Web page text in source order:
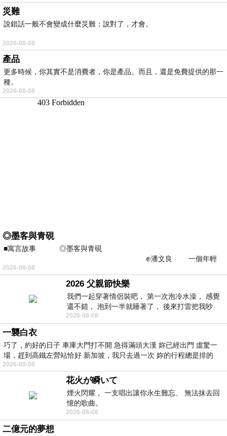
災難
說錯話一般不會變成什麼災難；說對了，才會。
2026-08-08
產品
更多時候，你其實不是消費者，你是產品。而且，還是免費提供的那一
種。
2026-08-08
◎墨客與青硯
■寓言故事 ◎墨客與青硯
⊕潘文良 一個年輕
的墨客，在京城的古玩肆裡
2026-08-08
2026 父親節快樂
我們一起穿著情侶裝吧， 第一次泡冷水澡， 感覺
還不錯， 泡到一半就睡著了， 後來打雷把我吵
醒， 手
2026-08-08
一襲白衣
巧了，約好的日子 車庫大門打不開 急得滿頭大漢 妳已經出門 虛驚一
場，趕到高鐵左營站恰好 新加坡，我只去過一次 妳的行程總是排的
2026-08-08
花火が瞬いて
煙火閃耀， 一支唱出讓你永生難忘、 無法抹去回
憶的歌曲。
2026-08-08
二億元的夢想